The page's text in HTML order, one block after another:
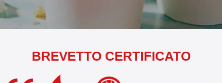
BREVETTO CERTIFICATO